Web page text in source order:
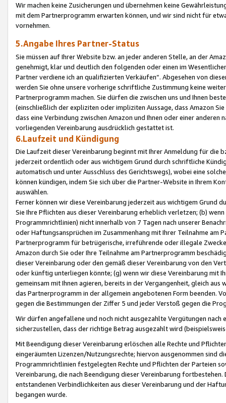
Wir machen keine Zusicherungen und übernehmen keine
mit dem Partnerprogramm erwarten können, und wir sind nicht für
vornehmen.
5.Angabe Ihres Partner-Status
Sie müssen auf Ihrer Website bzw. an jeder anderen Stelle, an der
genehmigt, klar und deutlich den folgenden oder einen im
Partner verdiene ich an qualifizierten Verkäufen“. Abgesehen von
werden Sie ohne unsere vorherige schriftliche Zustimmung keine
Partnerprogramm machen. Sie dürfen die zwischen uns und Ihnen
(einschließlich der expliziten oder impliziten Aussage, dass Amazon
dass eine Verbindung zwischen Amazon und Ihnen oder einer
vorliegenden Vereinbarung ausdrücklich gestattet ist.
6.Laufzeit und Kündigung
Die Laufzeit dieser Vereinbarung beginnt mit Ihrer Anmeldung für die
jederzeit ordentlich oder aus wichtigem Grund durch schriftliche
automatisch und unter Ausschluss des Gerichtswegs), wobei eine
können kündigen, indem Sie sich über die Partner-Website in Ihrem
auswählen.
Ferner können wir diese Vereinbarung jederzeit aus wichtigem Grund
Sie Ihre Pflichten aus dieser Vereinbarung erheblich verletzen; (b)
Programmrichtlinien) nicht innerhalb von 7 Tagen nach unserer
oder Haftungsansprüchen im Zusammenhang mit Ihrer Teilnahme am
Partnerprogramm für betrügerische, irreführende oder illegale
Amazon durch Sie oder Ihre Teilnahme am Partnerprogramm
dieser Vereinbarung oder den gemäß dieser Vereinbarung von den
oder künftig unterliegen könnte; (g) wenn wir diese Vereinbarung mit
gemeinsam mit Ihnen agieren, bereits in der Vergangenheit, gleich
das Partnerprogramm in der allgemein angebotenen Form beenden.
gegen die Bestimmungen der Ziffer 5 und jeder Verstoß gegen die
Wir dürfen angefallene und noch nicht ausgezahlte Vergütungen
sicherzustellen, dass der richtige Betrag ausgezahlt wird
Mit Beendigung dieser Vereinbarung erlöschen alle Rechte und
eingeräumten Lizenzen/Nutzungsrechte; hiervon ausgenommen sind
Programmrichtlinien festgelegten Rechte und Pflichten der Parteien
Vereinbarung, die nach Beendigung dieser Vereinbarung
entstandenen Verbindlichkeiten aus dieser Vereinbarung und der
begangen wurde.